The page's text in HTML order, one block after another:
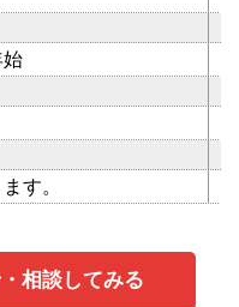
す。
相談してみる